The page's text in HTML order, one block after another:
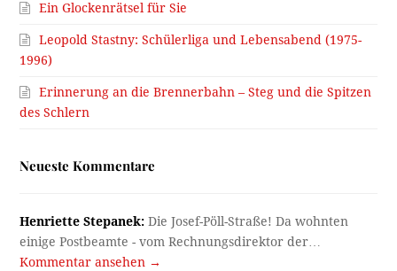
Ein Glockenrätsel für Sie
Leopold Stastny: Schülerliga und Lebensabend (1975-
1996)
Erinnerung an die Brennerbahn – Steg und die Spitzen
des Schlern
Neueste Kommentare
Henriette Stepanek: Die Josef-Pöll-Straße! Da wohnten
einige Postbeamte - vom Rechnungsdirektor der…
Kommentar ansehen →